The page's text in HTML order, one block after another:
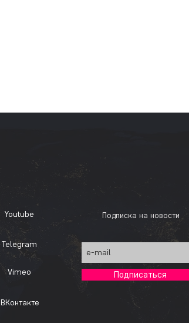
Youtube
Telegram
Vimeo
ВКонтакте
Подписка на новости
Подписаться